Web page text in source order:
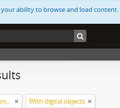
ability to browse and load content.
Βιβλιοθήκη και Υπηρεσία Πληροφόρησης Τεχνολογικού Πανεπιστημίου Κύπρου With digital objects